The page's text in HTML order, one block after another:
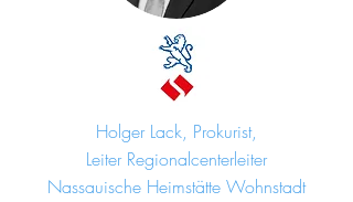
Holger Lack, Prokurist,
Leiter Regionalcenterleiter
Nassauische Heimstätte Wohnstadt